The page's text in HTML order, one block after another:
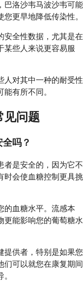
巴洛沙韦马波沙韦可能
更早地降低传染性。
安全性数据，尤其是在
某些人来说更容易服
人对其中一种的耐受性
有所不同。
见问题
吗？
者是安全的，因为它不
时会使血糖控制更具挑
的血糖水平。流感本
更能影响您的葡萄糖水
提供者，特别是如果您
们可以就您在康复期间